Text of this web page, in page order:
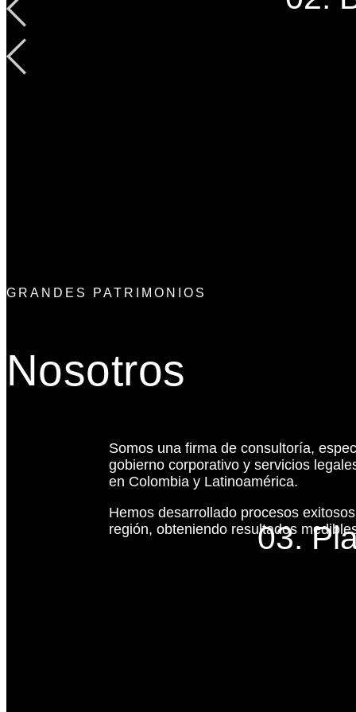
03.
GRANDES PATRIMONIOS
Nosotros
Somos una firma de consultoría,
gobierno corporativo y servicios
en Colombia y Latinoamérica.
Hemos desarrollado procesos
región, obteniendo resultados